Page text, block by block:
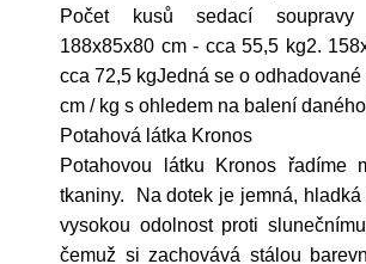
Počet kusů sedací
188x85x80 cm - cca 55,5 kg2.
cca 72,5 kgJedná se o odhadované
cm / kg s ohledem na balení
Potahová látka Kronos
Potahovou látku Kronos řadíme
tkaniny. Na dotek je jemná, hladká
vysokou odolnost proti
čemuž si zachovává stálou